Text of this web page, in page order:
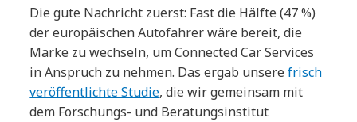
Die gute Nachricht zuerst: Fast die Hälfte (47 %)
der europäischen Autofahrer wäre bereit, die
Marke zu wechseln, um Connected Car Services
in Anspruch zu nehmen. Das ergab unserefrisch
veröffentlichte Studie, die wir gemeinsam mit
dem Forschungs- und Beratungsinstitut